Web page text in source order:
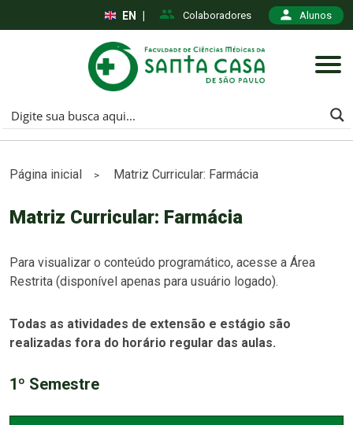
Colaboradores Alunos
EN
Página inicial > Matriz Curricular: Farmácia
Matriz Curricular: Farmácia
Para visualizar o conteúdo programático, acesse a Área
Restrita (disponível apenas para usuário logado).
Todas as atividades de extensão e estágio são
realizadas fora do horário regular das aulas.
1º Semestre